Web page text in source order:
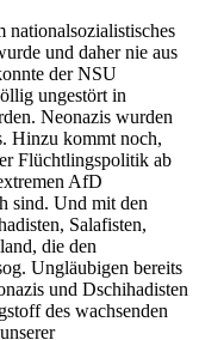
nationalsozialistisches
und daher nie aus
der NSU
ungestört in
Neonazis wurden
Hinzu kommt noch,
Flüchtlingspolitik ab
AfD
sind. Und mit den
Salafisten,
die den
Ungläubigen bereits
und Dschihadisten
des wachsenden